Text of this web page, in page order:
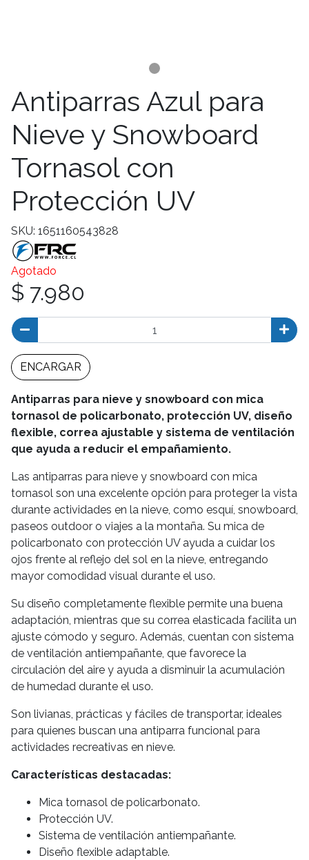
Antiparras Azul para
Nieve y Snowboard
Tornasol con
Protección UV
SKU: 1651160543828
Agotado
$ 7.980
ENCARGAR
Antiparras para nieve y snowboard con mica
tornasol de policarbonato, protección UV, diseño
flexible, correa ajustable y sistema de ventilación
que ayuda a reducir el empañamiento.
Las antiparras para nieve y snowboard con mica
tornasol son una excelente opción para proteger la vista
durante actividades en la nieve, como esquí, snowboard,
paseos outdoor o viajes a la montaña. Su mica de
policarbonato con protección UV ayuda a cuidar los
ojos frente al reflejo del sol en la nieve, entregando
mayor comodidad visual durante el uso.
Su diseño completamente flexible permite una buena
adaptación, mientras que su correa elasticada facilita un
ajuste cómodo y seguro. Además, cuentan con sistema
de ventilación antiempañante, que favorece la
circulación del aire y ayuda a disminuir la acumulación
de humedad durante el uso.
Son livianas, prácticas y fáciles de transportar, ideales
para quienes buscan una antiparra funcional para
actividades recreativas en nieve.
Características destacadas:
Mica tornasol de policarbonato.
Protección UV.
Sistema de ventilación antiempañante.
Diseño flexible adaptable.